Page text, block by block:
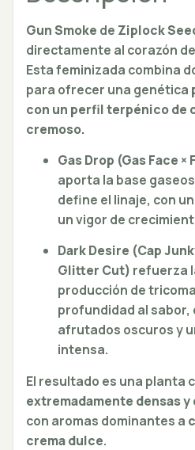
Gun Smoke de Ziplock
directamente al corazón
Esta feminizada combina
para ofrecer una genética
con un perfil terpénico de
cremoso.
Gas Drop (Gas Face
aporta la base
define el linaje, con
un vigor de
Dark Desire (Cap
Glitter Cut) refuerza
producción de
profundidad al sabor,
afrutados oscuros y
intensa.
El resultado es una planta
extremadamente densas
con aromas dominantes a
crema dulce.